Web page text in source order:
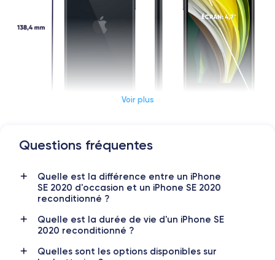
Dimensions et poids iPhone SE 2020
Date de sortie
15/04/2020
Système exploit.
iOS (iOS 26)
Dimensions
138.3×67.3×7.3 mm
Poids
Écran Résolution écran
Voir plus
Questions fréquentes
Quelle est la différence entre un iPhone
SE 2020 d'occasion et un iPhone SE 2020
reconditionné ?
Quelle est la durée de vie d'un iPhone SE
2020 reconditionné ?
Quelles sont les options disponibles sur